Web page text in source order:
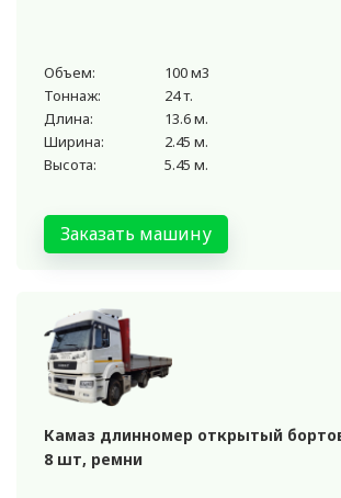
Объем:
100 м3
Тоннаж:
24 т.
Длина:
13.6 м.
Ширина:
2.45 м.
Высота:
5.45 м.
Заказать машину
Камаз длинномер открытый
8 шт, ремни